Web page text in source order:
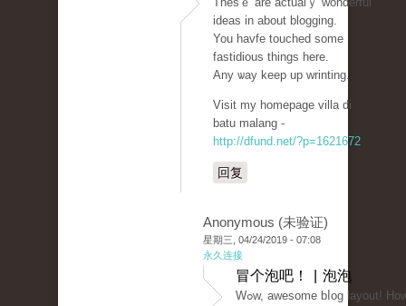
ideas in about blogging.
You havfe touched some
fastіdious things here.
Any ѡay keep up wrinting.
Visit my homepage villa di
batu malang -
http://dfund.net/?p=1621672
回复
Anonymous (未验证)
星期三, 04/24/2019 - 07:08
永久连接
冒个泡吧！ | 泡泡
Ԝߋw, aԝesome bⅼog layout! How long